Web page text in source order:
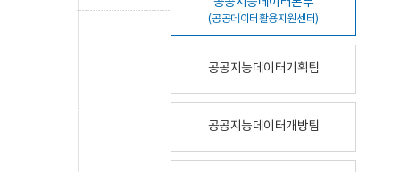
(공공데이터활용지원센터)
공공지능데이터기획팀
공공지능데이터개방팀